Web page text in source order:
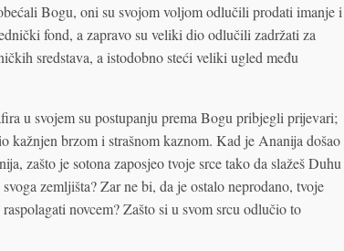
Bogu, oni su svojom voljom odlučili prodati imanje i
fond, a zapravo su veliki dio odlučili zadržati za
sredstava, a istodobno steći veliki ugled među
u svojem su postupanju prema Bogu pribjegli prijevari;
kažnjen brzom i strašnom kaznom. Kad je Ananija došao
zašto je sotona zaposjeo tvoje srce tako da slažeš Duhu
zemljišta? Zar ne bi, da je ostalo neprodano, tvoje
novcem? Zašto si u svom srcu odlučio to